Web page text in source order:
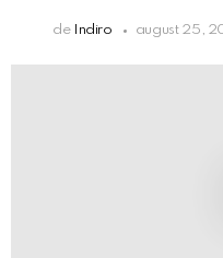
de Indiro august 25,